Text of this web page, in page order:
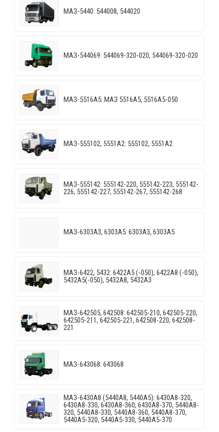
МАЗ-5440: 544008, 544020
МАЗ-544069: 544069-320-020, 544069-320-020
МАЗ-5516А5: МАЗ 5516А5, 5516А5-050
МАЗ-555102, 5551А2: 555102, 5551А2
МАЗ-555142: 555142-220, 555142-223, 555142-
226, 555142-227, 555142-267, 555142-268
МАЗ-6303A3, 6303A5: 6303A3, 6303A5
МАЗ-6422, 5432: 6422A5 (-050), 6422A8 (-050),
5432A5(-050), 5432A8, 5432A3
МАЗ-642505, 642508: 642505-210, 642505-220,
642505-211, 642505-221, 642508-220, 642508-
221
МАЗ-643068: 643068
МАЗ-6430A8 (5440A8, 5440A5): 6430A8-320,
6430A8-330, 6430A8-360, 6430A8-370, 5440A8-
320, 5440A8-330, 5440A8-360, 5440A8-370,
5440A5-320, 5440A5-330, 5440A5-370